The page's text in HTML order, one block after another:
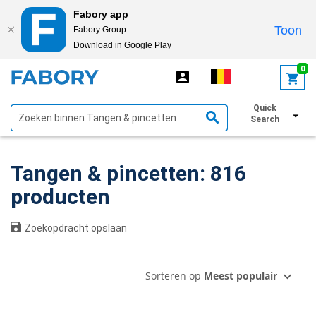
Fabory app
Fabory Group
Download in Google Play
Toon
0
Quick
Search
Toon filters
Tangen & pincetten: 816
producten
Zoekopdracht opslaan
Sorteren op Meest populair